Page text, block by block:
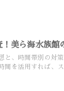
美ら海水族館
と、時間帯別の対
間を活用すれば、